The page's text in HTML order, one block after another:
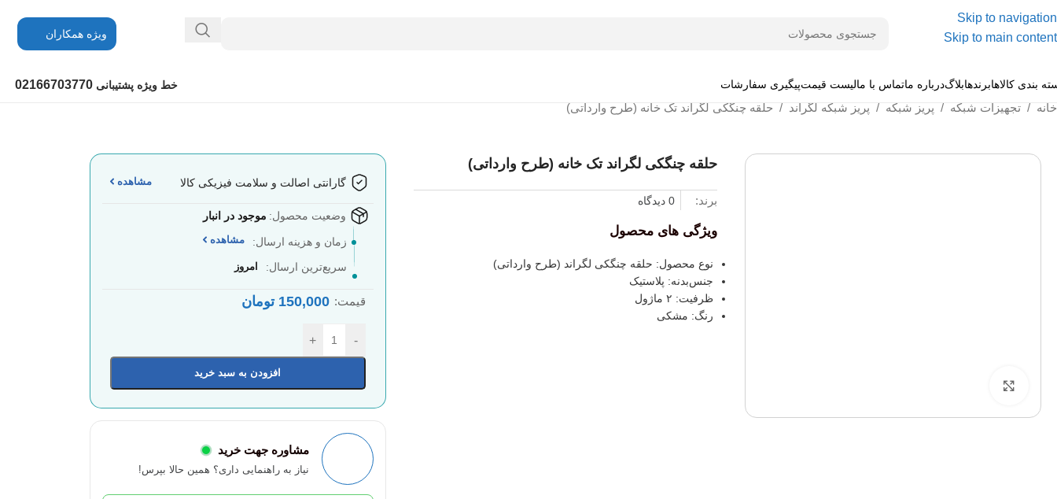
Skip to navigation
Skip to main content
ویژه همکاران
بندی کالاهابرندهابلاگدرباره ماتماس با مالیست قیمتپیگیری سفارشات خط ویژه پشتیبانی 02166703770
خانه / تجهیزات شبکه / پریز شبکه / پریز شبکه لگراند / حلقه چنگکی لگراند تک خانه (طرح وارداتی)
حلقه چنگکی لگراند تک خانه (طرح وارداتی)
برند: 0 دیدگاه
ویژگی های محصول
نوع محصول: حلقه چنگکی لگراند (طرح وارداتی)
جنس‌بدنه: پلاستیک
ظرفیت: ۲ ماژول
رنگ‌: مشکی
گارانتی اصالت و سلامت فیزیکی کالا مشاهده
وضعیت محصول: موجود در انبار
زمان و هزینه ارسال: مشاهده
سریع‌ترین ارسال: امروز
قیمت: 150,000 تومان
-
+
افزودن به سبد خرید
مشاوره جهت خرید
نیاز به راهنمایی داری؟ همین حالا بپرس!